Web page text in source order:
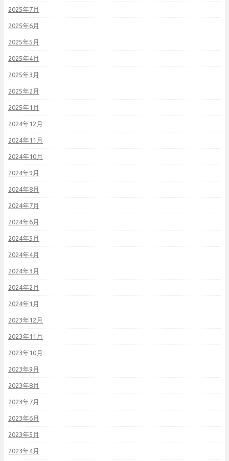
2025年7月
2025年6月
2025年5月
2025年4月
2025年3月
2025年2月
2025年1月
2024年12月
2024年11月
2024年10月
2024年9月
2024年8月
2024年7月
2024年6月
2024年5月
2024年4月
2024年3月
2024年2月
2024年1月
2023年12月
2023年11月
2023年10月
2023年9月
2023年8月
2023年7月
2023年6月
2023年5月
2023年4月